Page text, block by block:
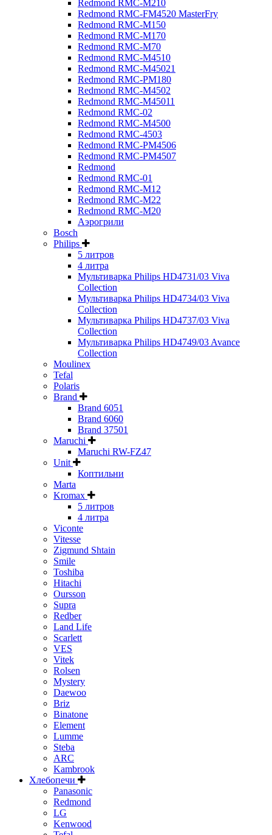
Redmond RMC-M210
Redmond RMC-FM4520 MasterFry
Redmond RMC-M150
Redmond RMC-M170
Redmond RMC-M70
Redmond RMC-M4510
Redmond RMC-M45021
Redmond RMC-PM180
Redmond RMC-M4502
Redmond RMC-M45011
Redmond RMC-02
Redmond RMC-M4500
Redmond RMC-4503
Redmond RMC-PM4506
Redmond RMC-PM4507
Redmond
Redmond RMC-01
Redmond RMC-M12
Redmond RMC-M22
Redmond RMC-M20
Аэрогрили
Bosch
Philips
5 литров
4 литра
Мультиварка Philips HD4731/03 Viva
Collection
Мультиварка Philips HD4734/03 Viva
Collection
Мультиварка Philips HD4737/03 Viva
Collection
Мультиварка Philips HD4749/03 Avance
Collection
Moulinex
Tefal
Polaris
Brand
Brand 6051
Brand 6060
Brand 37501
Maruchi
Maruchi RW-FZ47
Unit
Коптильни
Marta
Kromax
5 литров
4 литра
Viconte
Vitesse
Zigmund Shtain
Smile
Toshiba
Hitachi
Oursson
Supra
Redber
Land Life
Scarlett
VES
Vitek
Rolsen
Mystery
Daewoo
Briz
Binatone
Element
Lumme
Steba
ARC
Kambrook
Хлебопечи
Panasonic
Redmond
LG
Kenwood